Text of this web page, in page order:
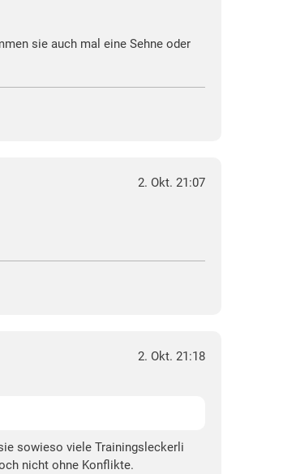
sie auch mal eine Sehne oder
2. Okt. 21:07
2. Okt. 21:18
sowieso viele Trainingsleckerli
nicht ohne Konflikte.